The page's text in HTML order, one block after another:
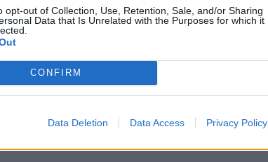
opt-out of Collection, Use, Retention, Sale, and/or Sharing
Data that Is Unrelated with the Purposes for which it
CONFIRM
Data Deletion Data Access Privacy Policy
τουλάχιστον 11.600.000 ευρώ
στο Πέραμα, στο ρεύμα προς
δάσος Αγίου Χαραλάμπους